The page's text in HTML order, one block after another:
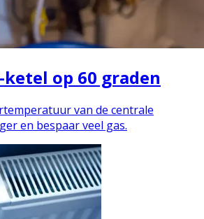
ketel op 60 graden
van de centrale
en bespaar veel gas.